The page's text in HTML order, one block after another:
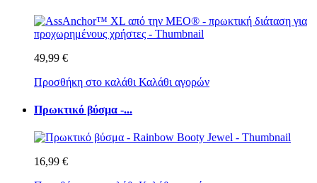
49,99 €
Προσθήκη στο καλάθι Καλάθι αγορών
Πρωκτικό βύσμα -...
16,99 €